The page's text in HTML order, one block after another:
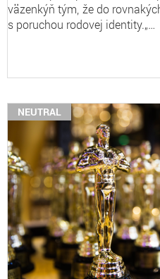
väzenkýň tým, že do
s poruchou rodovej identity.„…
NEUTRAL